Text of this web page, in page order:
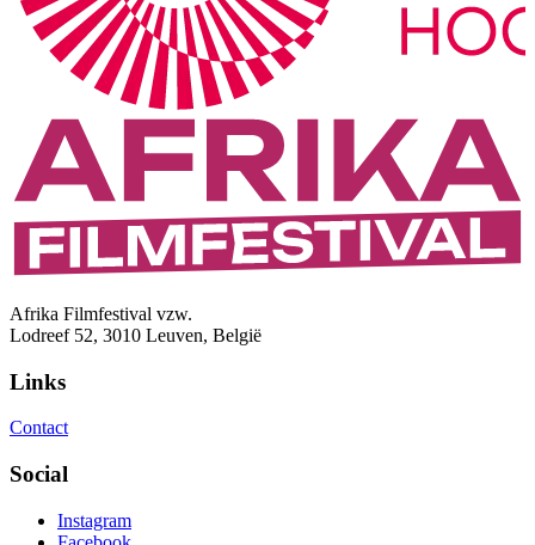
Afrika Filmfestival vzw.
Lodreef 52, 3010 Leuven, België
Links
Contact
Social
Instagram